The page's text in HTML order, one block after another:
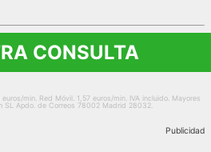
CONSULTA
min. Red Móvil. 1,57 euros/min. IVA incluido. Mayores
SL Apdo. de Correos 78002 Madrid 28032.
Publicidad